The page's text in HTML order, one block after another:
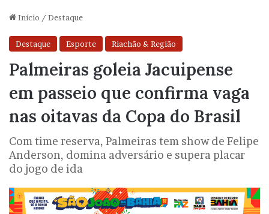
Início / Destaque
Destaque Esporte Riachão & Região
Palmeiras goleia Jacuipense
em passeio que confirma vaga
nas oitavas da Copa do Brasil
Com time reserva, Palmeiras tem show de Felipe
Anderson, domina adversário e supera placar
do jogo de ida